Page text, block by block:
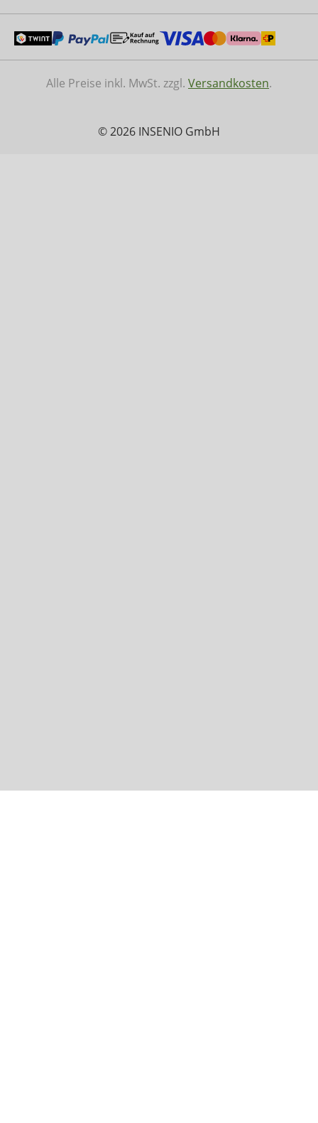
Alle Preise inkl. MwSt. zzgl. Versandkosten.
© 2026 INSENIO GmbH